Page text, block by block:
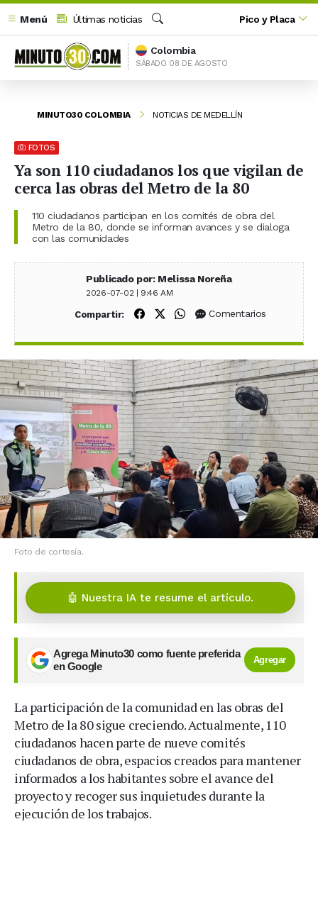
Menú
Últimas noticias
Buscar
Pico y Placa
Colombia
SÁBADO 08 DE AGOSTO
MINUTO30 COLOMBIA NOTICIAS DE MEDELLÍN
FOTOS
Ya son 110 ciudadanos los que vigilan de
cerca las obras del Metro de la 80
110 ciudadanos participan en los comités de obra del
Metro de la 80, donde se informan avances y se dialoga
con las comunidades
Publicado por: Melissa Noreña
2026-07-02 | 9:46 AM
Compartir: Compartir en Facebook
Compartir en X (Twitter)
Compartir en WhatsApp
Comentarios
Foto de cortesía.
🤖 Nuestra IA te resume el artículo.
Agrega Minuto30 como fuente preferida
en Google
Agregar
La participación de la comunidad en las obras del
Metro de la 80 sigue creciendo. Actualmente, 110
ciudadanos hacen parte de nueve comités
ciudadanos de obra, espacios creados para mantener
informados a los habitantes sobre el avance del
proyecto y recoger sus inquietudes durante la
ejecución de los trabajos.